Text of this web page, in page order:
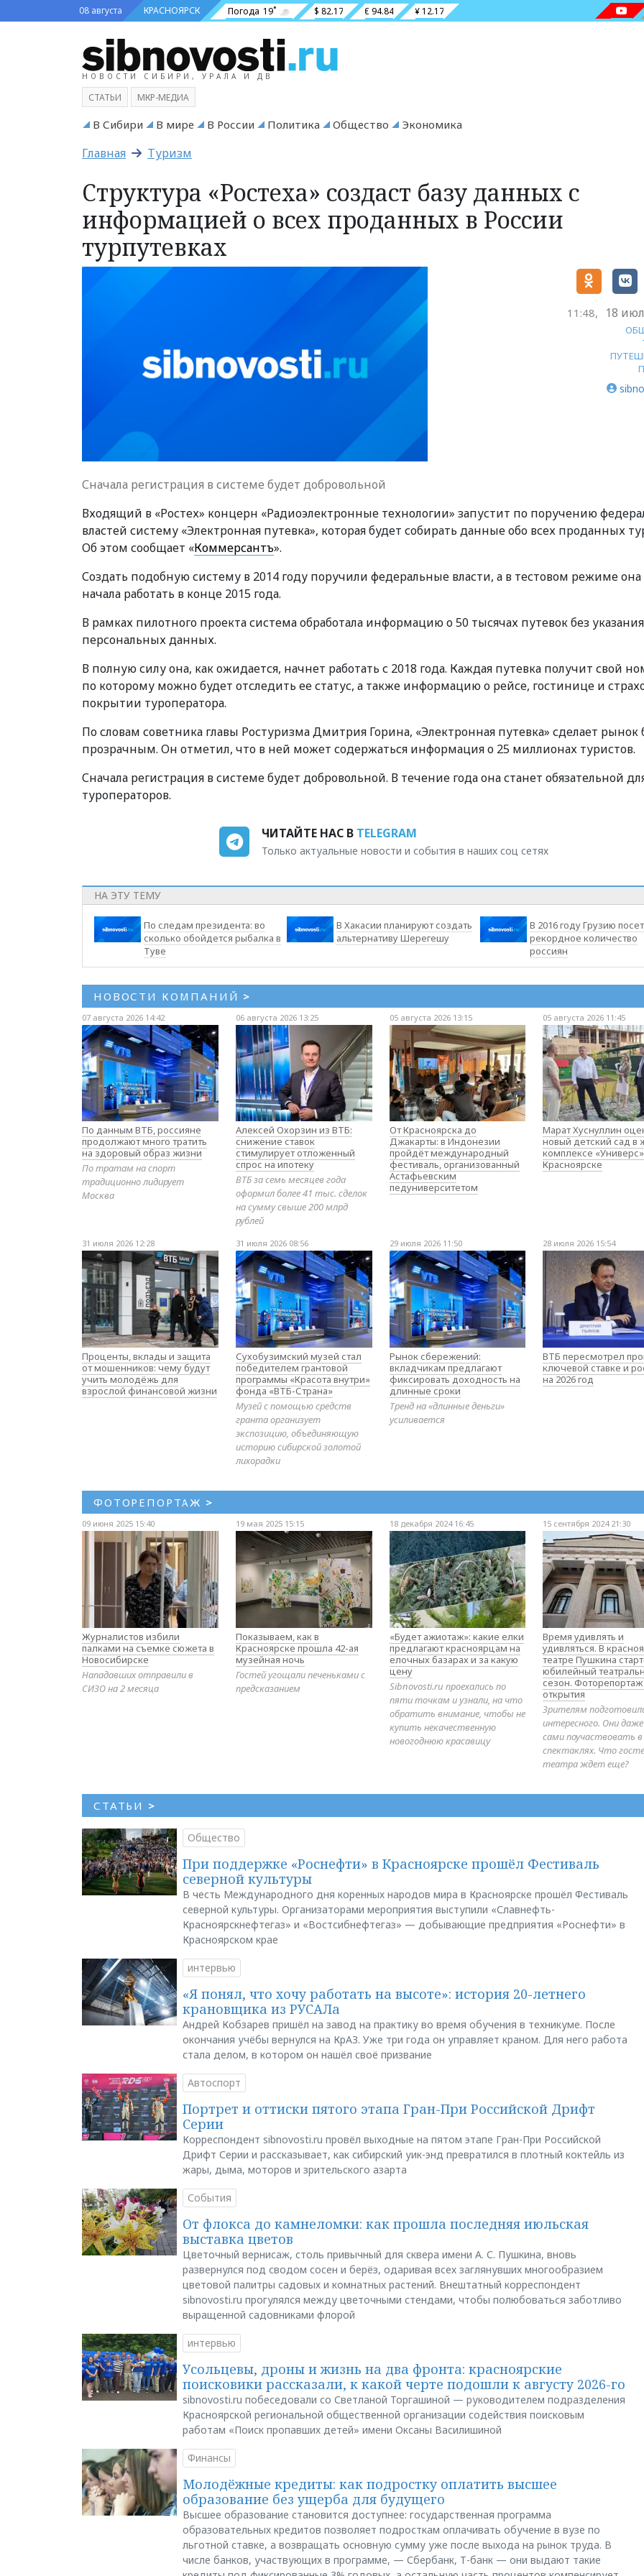
08 августа КРАСНОЯРСК Погода 19˚ $ 82.17 € 94.84 ¥ 12.17
НОВОСТИ СИБИРИ, УРАЛА И ДВ
СТАТЬИ МКР-МЕДИА
В Сибири В мире В России Политика Общество Экономика
Главная Туризм
Структура «Ростеха» создаст базу данных с
информацией о всех проданных в России
турпутевках
11:48, 18
Сначала регистрация в системе будет добровольной
Входящий в «Ростех» концерн «Радиоэлектронные технологии» запустит по поручению
властей систему «Электронная путевка», которая будет собирать данные обо всех проданных
Об этом сообщает «Коммерсантъ».
Создать подобную систему в 2014 году поручили федеральные власти, а в тестовом режиме она
начала работать в конце 2015 года.
В рамках пилотного проекта система обработала информацию о 50 тысячах путевок без указания
персональных данных.
В полную силу она, как ожидается, начнет работать с 2018 года. Каждая путевка получит свой
по которому можно будет отследить ее статус, а также информацию о рейсе, гостинице и
покрытии туроператора.
По словам советника главы Ростуризма Дмитрия Горина, «Электронная путевка» сделает рынок
прозрачным. Он отметил, что в ней может содержаться информация о 25 миллионах туристов.
Сначала регистрация в системе будет добровольной. В течение года она станет обязательной
туроператоров.
ЧИТАЙТЕ НАС В TELEGRAM
Только актуальные новости и события в наших соц сетях
НА ЭТУ ТЕМУ
По следам президента: во
сколько обойдется рыбалка в
Туве
В Хакасии планируют создать
альтернативу Шерегешу
В 2016 году Грузию
рекордное количество
россиян
НОВОСТИ КОМПАНИЙ >
07 августа 2026 14:42
По данным ВТБ, россияне
продолжают много тратить
на здоровый образ жизни
По тратам на спорт
традиционно лидирует
Москва
06 августа 2026 13:25
Алексей Охорзин из ВТБ:
снижение ставок
стимулирует отложенный
спрос на ипотеку
ВТБ за семь месяцев года
оформил более 41 тыс. сделок
на сумму свыше 200 млрд
рублей
05 августа 2026 13:15
От Красноярска до
Джакарты: в Индонезии
пройдёт международный
фестиваль, организованный
Астафьевским
педуниверситетом
05 августа 2026 11:45
Марат Хуснуллин
новый детский сад в
комплексе
Красноярске
31 июля 2026 12:28
Проценты, вклады и защита
от мошенников: чему будут
учить молодёжь для
взрослой финансовой жизни
31 июля 2026 08:56
Сухобузимский музей стал
победителем грантовой
программы «Красота внутри»
фонда «ВТБ-Страна»
Музей с помощью средств
гранта организует
экспозицию, объединяющую
историю сибирской золотой
лихорадки
29 июля 2026 11:50
Рынок сбережений:
вкладчикам предлагают
фиксировать доходность на
длинные сроки
Тренд на «длинные деньги»
усиливается
28 июля 2026 15:54
ВТБ пересмотрел
ключевой ставке и
на 2026 год
ФОТОРЕПОРТАЖ >
09 июня 2025 15:40
Журналистов избили
палками на съемке сюжета в
Новосибирске
Нападавших отправили в
СИЗО на 2 месяца
19 мая 2025 15:15
Показываем, как в
Красноярске прошла 42-ая
музейная ночь
Гостей угощали печеньками с
предсказанием
18 декабря 2024 16:45
«Будет ажиотаж»: какие елки
предлагают красноярцам на
елочных базарах и за какую
цену
Sibnovosti.ru проехались по
пяти точкам и узнали, на что
обратить внимание, чтобы не
купить некачественную
новогоднюю красавицу
15 сентября 2024 21:30
Время удивлять и
удивляться. В
театре Пушкина
юбилейный
сезон. Фоторепортаж
открытия
Зрителям
интересного. Они
сами поучаствовать в
спектаклях. Что
театра ждет еще?
СТАТЬИ >
Общество
При поддержке «Роснефти» в Красноярске прошёл Фестиваль
северной культуры
В честь Международного дня коренных народов мира в Красноярске прошёл Фестиваль
северной культуры. Организаторами мероприятия выступили «Славнефть-
Красноярскнефтегаз» и «Востсибнефтегаз» — добывающие предприятия «Роснефти» в
Красноярском крае
интервью
«Я понял, что хочу работать на высоте»: история 20-летнего
крановщика из РУСАЛа
Андрей Кобзарев пришёл на завод на практику во время обучения в техникуме. После
окончания учёбы вернулся на КрАЗ. Уже три года он управляет краном. Для него работа
стала делом, в котором он нашёл своё призвание
Автоспорт
Портрет и оттиски пятого этапа Гран-При Российской Дрифт
Серии
Корреспондент sibnovosti.ru провёл выходные на пятом этапе Гран-При Российской
Дрифт Серии и рассказывает, как сибирский уик-энд превратился в плотный коктейль из
жары, дыма, моторов и зрительского азарта
События
От флокса до камнеломки: как прошла последняя июльская
выставка цветов
Цветочный вернисаж, столь привычный для сквера имени А. С. Пушкина, вновь
развернулся под сводом сосен и берёз, одаривая всех заглянувших многообразием
цветовой палитры садовых и комнатных растений. Внештатный корреспондент
sibnovosti.ru прогулялся между цветочными стендами, чтобы полюбоваться заботливо
выращенной садовниками флорой
интервью
Усольцевы, дроны и жизнь на два фронта: красноярские
поисковики рассказали, к какой черте подошли к августу 2026-го
sibnovosti.ru побеседовали со Светланой Торгашиной — руководителем подразделения
Красноярской региональной общественной организации содействия поисковым
работам «Поиск пропавших детей» имени Оксаны Василишиной
Финансы
Молодёжные кредиты: как подростку оплатить высшее
образование без ущерба для будущего
Высшее образование становится доступнее: государственная программа
образовательных кредитов позволяет подросткам оплачивать обучение в вузе по
льготной ставке, а возвращать основную сумму уже после выхода на рынок труда. В
числе банков, участвующих в программе, — Сбербанк, Т-банк — они выдают такие